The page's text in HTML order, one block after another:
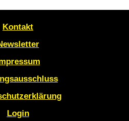
Kontakt
Login